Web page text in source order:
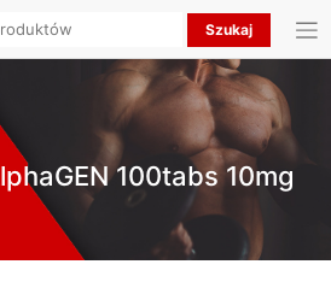
100tabs 10mg